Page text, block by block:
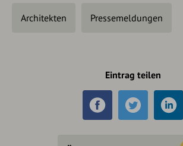
Architekten Pressemeldungen
Eintrag teilen